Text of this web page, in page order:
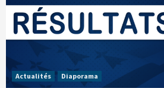
Actualités Diaporama